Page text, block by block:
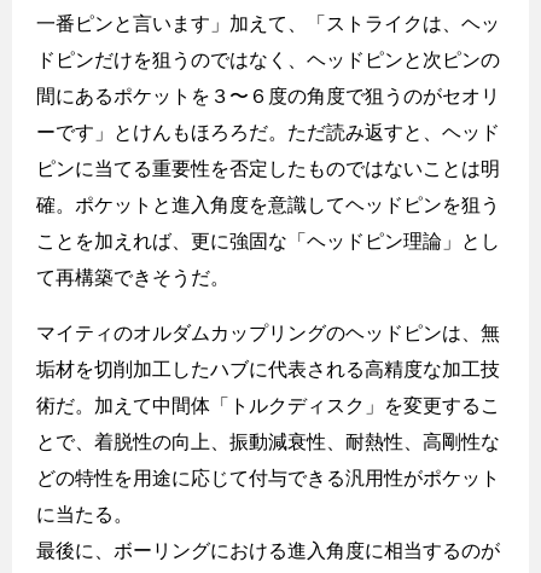
一番ピンと言います」加えて、「ストライクは、ヘッ
ドピンだけを狙うのではなく、ヘッドピンと次ピンの
間にあるポケットを３〜６度の角度で狙うのがセオリ
ーです」とけんもほろろだ。ただ読み返すと、ヘッド
ピンに当てる重要性を否定したものではないことは明
確。ポケットと進入角度を意識してヘッドピンを狙う
ことを加えれば、更に強固な「ヘッドピン理論」とし
て再構築できそうだ。
マイティのオルダムカップリングのヘッドピンは、無
垢材を切削加工したハブに代表される高精度な加工技
術だ。加えて中間体「トルクディスク」を変更するこ
とで、着脱性の向上、振動減衰性、耐熱性、高剛性な
どの特性を用途に応じて付与できる汎用性がポケット
に当たる。
最後に、ボーリングにおける進入角度に相当するのが